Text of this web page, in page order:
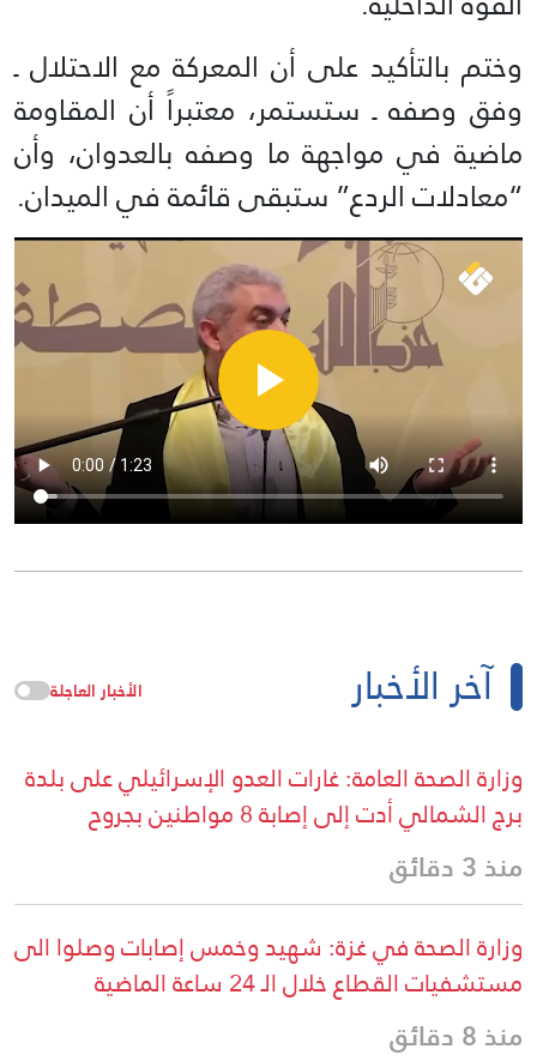
وختم بالتأكيد على أن المعركة مع الاحتلال ـ
وفق وصفه ـ ستستمر، معتبراً أن المقاومة
ماضية في مواجهة ما وصفه بالعدوان، وأن
“معادلات الردع” ستبقى قائمة في الميدان.
آخر الأخبار الأخبار العاجلة
وزارة الصحة العامة: غارات العدو الإسرائيلي على بلدة
برج الشمالي أدت إلى إصابة 8 مواطنين بجروح
منذ 3 دقائق
وزارة الصحة في غزة: شهيد وخمس إصابات وصلوا الى
مستشفيات القطاع خلال الـ 24 ساعة الماضية
منذ 8 دقائق